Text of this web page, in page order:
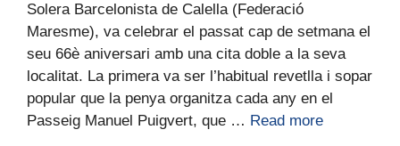
Solera Barcelonista de Calella (Federació
Maresme), va celebrar el passat cap de setmana el
seu 66è aniversari amb una cita doble a la seva
localitat. La primera va ser l’habitual revetlla i sopar
popular que la penya organitza cada any en el
Passeig Manuel Puigvert, que … Read more